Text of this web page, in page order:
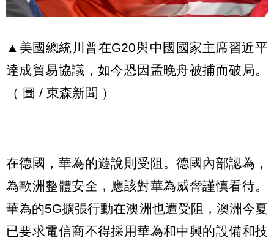
▲美國總統川普在G20與中國國家主席習近平
達成貿易協議，如今恐因孟晚舟被捕而破局。
（ 圖 / 東森新聞 ）
在德國，華為的遊說則受阻。德國內部認為，
為歐洲整體安全，應該對華為威脅謹慎看待。
華為的5G擴張行動在澳洲也遭受阻，澳洲今夏
已要求電信商不得採用華為和中興的設備和技